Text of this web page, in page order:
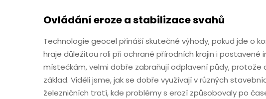
Ovládání eroze a stabilizace svahů
Technologie geocel přináší skutečné výhody, pokud jde o
hraje důležitou roli při ochraně přírodních krajin i
místečkám, velmi dobře zabraňují odplavení půdy,
základ. Viděli jsme, jak se dobře využívají v různých
železničních tratí, kde problémy s erozí způsobovaly po